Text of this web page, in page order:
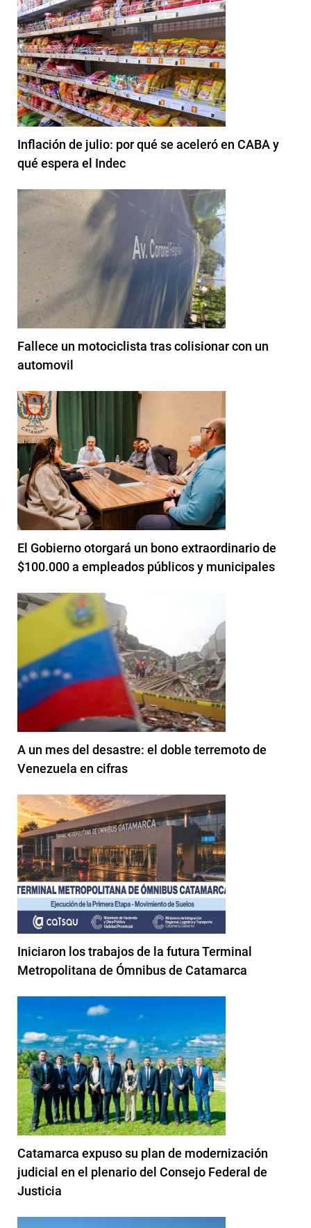
Inflación de julio: por qué se aceleró en CABA y
qué espera el Indec
Fallece un motociclista tras colisionar con un
automovil
El Gobierno otorgará un bono extraordinario de
$100.000 a empleados públicos y municipales
A un mes del desastre: el doble terremoto de
Venezuela en cifras
Iniciaron los trabajos de la futura Terminal
Metropolitana de Ómnibus de Catamarca
Catamarca expuso su plan de modernización
judicial en el plenario del Consejo Federal de
Justicia